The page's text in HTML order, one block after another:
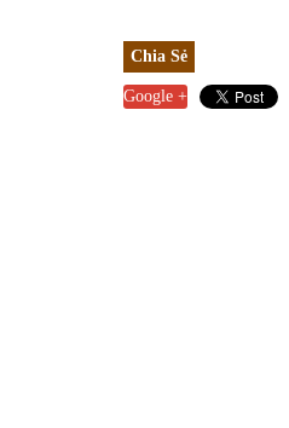
Chia Sẻ
Google +